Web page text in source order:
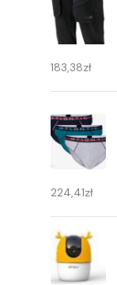
183,38zł
224,41zł